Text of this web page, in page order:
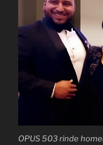
OPUS 503 rinde